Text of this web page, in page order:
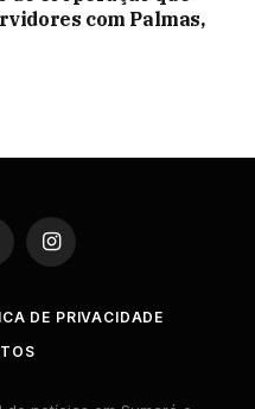
com Palmas,
Instagram
DE PRIVACIDADE